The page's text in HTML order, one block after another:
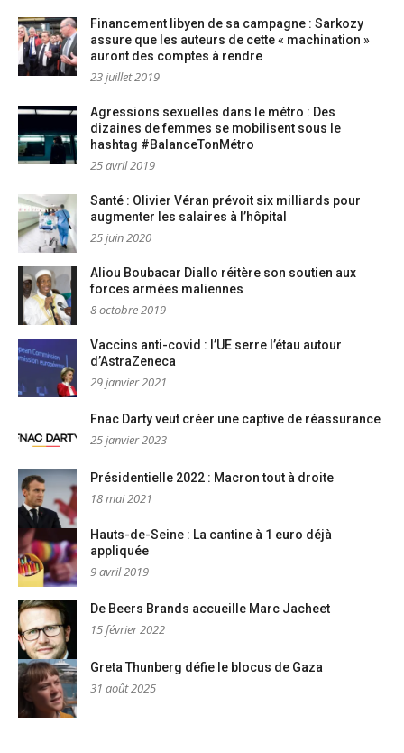
Financement libyen de sa campagne : Sarkozy
assure que les auteurs de cette « machination »
auront des comptes à rendre
23 juillet 2019
Agressions sexuelles dans le métro : Des
dizaines de femmes se mobilisent sous le
hashtag #BalanceTonMétro
25 avril 2019
Santé : Olivier Véran prévoit six milliards pour
augmenter les salaires à l’hôpital
25 juin 2020
Aliou Boubacar Diallo réitère son soutien aux
forces armées maliennes
8 octobre 2019
Vaccins anti-covid : l’UE serre l’étau autour
d’AstraZeneca
29 janvier 2021
Fnac Darty veut créer une captive de réassurance
25 janvier 2023
Présidentielle 2022 : Macron tout à droite
18 mai 2021
Hauts-de-Seine : La cantine à 1 euro déjà
appliquée
9 avril 2019
De Beers Brands accueille Marc Jacheet
15 février 2022
Greta Thunberg défie le blocus de Gaza
31 août 2025